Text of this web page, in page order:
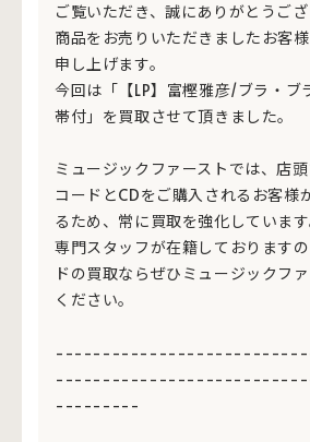
ご覧いただき、誠にありがとうござ
商品をお売りいただきましたお客
申し上げます。
今回は「【LP】富樫雅彦/ブラ・
帯付」を買取させて頂きました。
ミュージックファーストでは、店
コードとCDをご購入されるお客様
るため、常に買取を強化しています
専門スタッフが在籍しております
ドの買取ならぜひミュージックフ
ください。
---------